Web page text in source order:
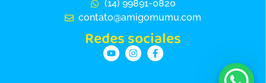
(14) 99891-0820
contato@amigomumu.com
Redes sociales